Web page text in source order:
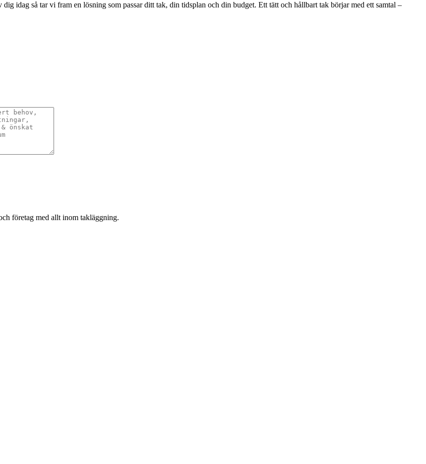
idag så tar vi fram en lösning som passar ditt tak, din tidsplan och din budget. Ett tätt och hållbart tak börjar med ett samtal –
företag med allt inom takläggning.